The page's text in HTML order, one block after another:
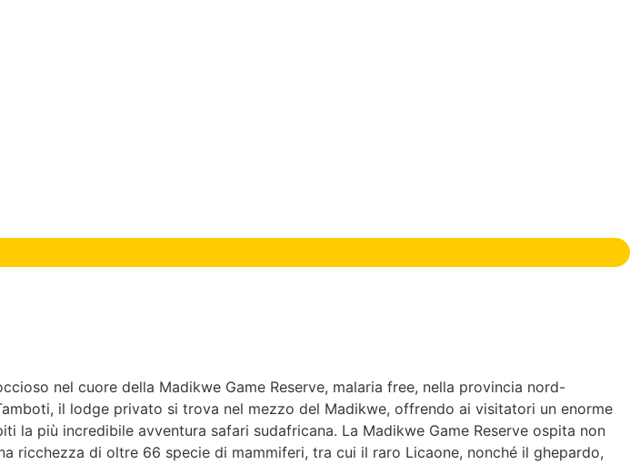
nel cuore della Madikwe Game Reserve, malaria free, nella provincia nord-
il lodge privato si trova nel mezzo del Madikwe, offrendo ai visitatori un enorme
più incredibile avventura safari sudafricana. La Madikwe Game Reserve ospita non
ricchezza di oltre 66 specie di mammiferi, tra cui il raro Licaone, nonché il ghepardo,